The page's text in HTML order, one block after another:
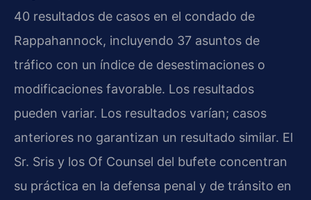
40 resultados de casos en el condado de
Rappahannock, incluyendo 37 asuntos de
tráfico con un índice de desestimaciones o
modificaciones favorable. Los resultados
pueden variar. Los resultados varían; casos
anteriores no garantizan un resultado similar. El
Sr. Sris y los Of Counsel del bufete concentran
su práctica en la defensa penal y de tránsito en